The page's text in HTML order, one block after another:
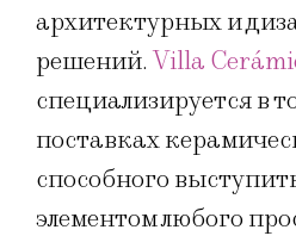
архитектурных и
решений.Villa
специализируется в
поставках
способного
элементом любого